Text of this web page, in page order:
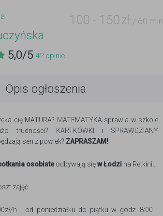
100 - 150 zł / 60 min
5,0/5 42opinie
Opis ogłoszenia
cię MATURA? MATEMATYKA sprawia w szkole
trudności? KARTKÓWKI i SPRAWDZIANY
sen z powiek? ZAPRASZAM!
osobisteodbywają sięw Łodzi na Retkinii.
zajęć:
h - od poniedziałku do piątku w godz. 8:00 -